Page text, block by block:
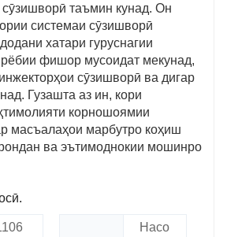
таъмин кунад. Он
системаи сӯзишворӣ
хатари гуруснагии
фишор мусоидат мекунад,
сӯзишворӣ ва дигар
Гузашта аз ин, кори
корношоямии
масъалаҳои марбутро коҳиш
ва эътимоднокии мошинро
Насо